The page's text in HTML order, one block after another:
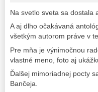
Na svetlo sveta sa dostala
A aj dlho očakávaná
všetkým autorom práve v
Pre mňa je výnimočnou
vlastné meno, foto aj
Ďalšej mimoriadnej pocty
Bančeja.